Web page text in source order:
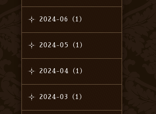
2024-06（1）
2024-05（1）
2024-04（1）
2024-03（1）